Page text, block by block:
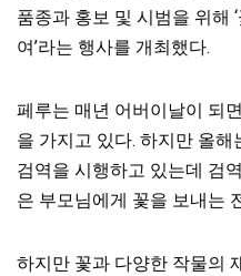
품종과 홍보 및 시범을 위해
여’라는 행사를 개최했다.
페루는 매년 어버이날이 되
을 가지고 있다. 하지만 올
검역을 시행하고 있는데 검
은 부모님에게 꽃을 보내는
하지만 꽃과 다양한 작물의